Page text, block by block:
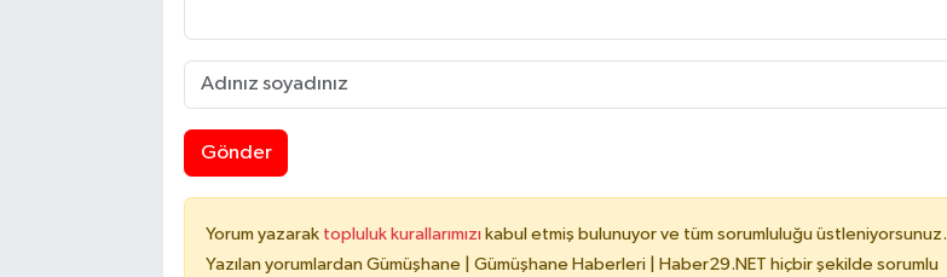
Gönder
Yorum yazarak topluluk kurallarımızı kabul etmiş bulunuyor ve tüm sorumluluğu üstleniyorsunuz.
Yazılan yorumlardan Gümüşhane | Gümüşhane Haberleri | Haber29.NET hiçbir şekilde sorumlu